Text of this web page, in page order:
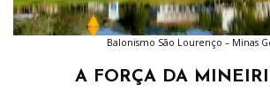
Balonismo São Lourenço – Minas
A FORÇA DA